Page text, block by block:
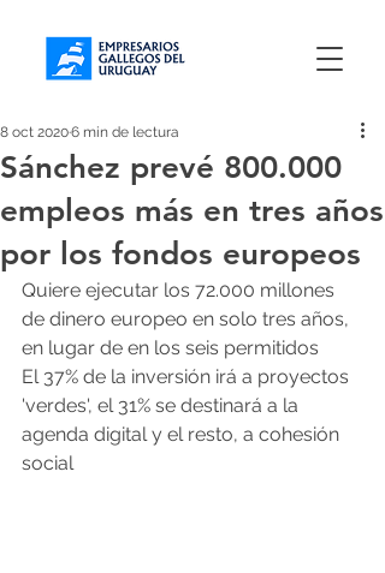
Sánchez prevé 800.000
empleos más en tres años
por los fondos europeos
8 oct 20206 min de lectura
Quiere ejecutar los 72.000 millones
de dinero europeo en solo tres años,
en lugar de en los seis permitidos
El 37% de la inversión irá a proyectos
'verdes', el 31% se destinará a la
agenda digital y el resto, a cohesión
social